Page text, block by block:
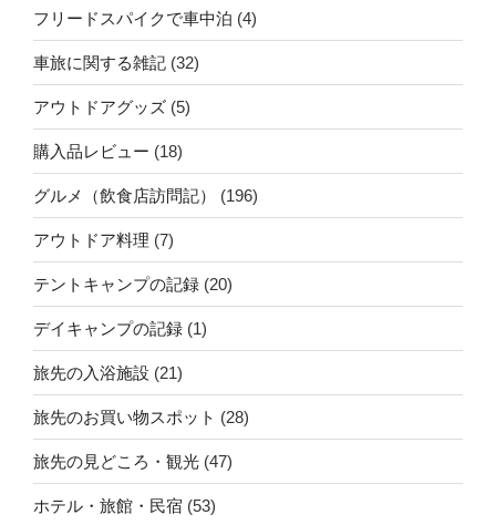
フリードスパイクで車中泊 (4)
車旅に関する雑記 (32)
アウトドアグッズ (5)
購入品レビュー (18)
グルメ（飲食店訪問記） (196)
アウトドア料理 (7)
テントキャンプの記録 (20)
デイキャンプの記録 (1)
旅先の入浴施設 (21)
旅先のお買い物スポット (28)
旅先の見どころ・観光 (47)
ホテル・旅館・民宿 (53)